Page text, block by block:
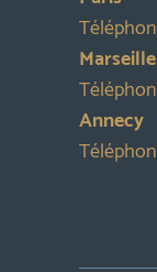
Marseille
Annecy